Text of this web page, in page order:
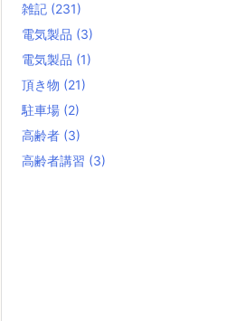
雑記 (231)
電気製品 (3)
電気製品 (1)
頂き物 (21)
駐車場 (2)
高齢者 (3)
高齢者講習 (3)